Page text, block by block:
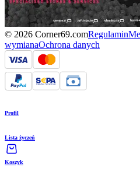
© 2026 Corner69.comRegulamin
wymianaOchrona danych
Profil
Lista życzeń
Koszyk